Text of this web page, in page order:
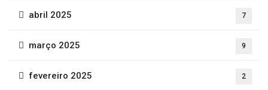
abril 2025 7
março 2025 9
fevereiro 2025 2